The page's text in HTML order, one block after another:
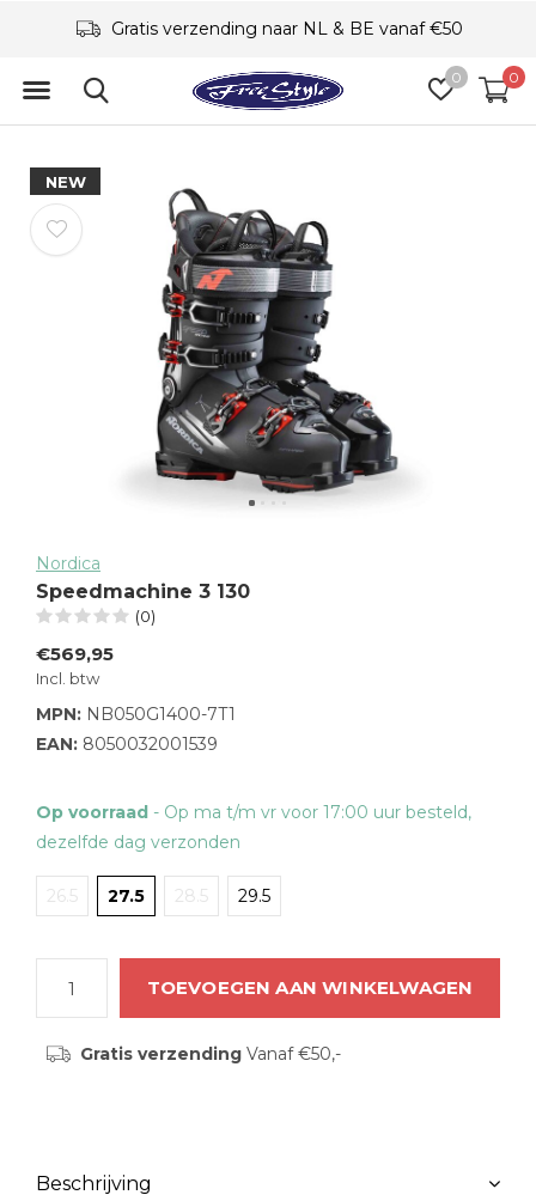
0 0
Gratis verzending naar NL & BE vanaf €50
NEW
Nordica
Speedmachine 3 130
(0)
€569,95
Incl. btw
MPN: NB050G1400-7T1
EAN: 8050032001539
Op voorraad - Op ma t/m vr voor 17:00 uur besteld,
dezelfde dag verzonden
26.5 27.5 28.5 29.5
TOEVOEGEN AAN WINKELWAGEN
Gratis verzendingVanaf €50,-
Beschrijving